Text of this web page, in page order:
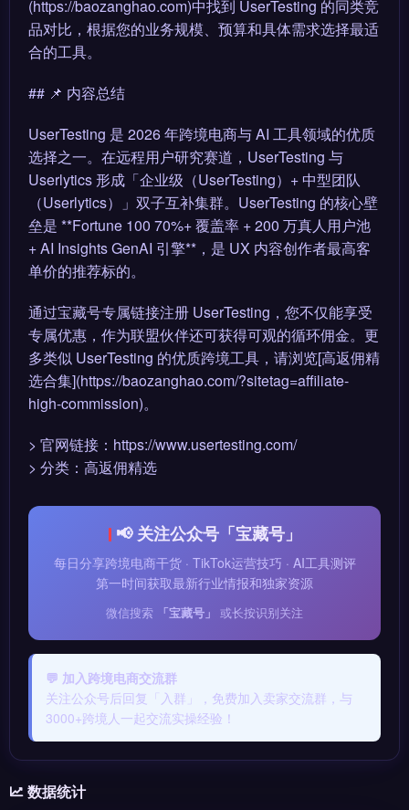
(https://baozanghao.com)中找到 UserTesting 的同类竞
品对比，根据您的业务规模、预算和具体需求选择最适
合的工具。
## 📌 内容总结
UserTesting 是 2026 年跨境电商与 AI 工具领域的优质
选择之一。在远程用户研究赛道，UserTesting 与
Userlytics 形成「企业级（UserTesting）+ 中型团队
（Userlytics）」双子互补集群。UserTesting 的核心壁
垒是 **Fortune 100 70%+ 覆盖率 + 200 万真人用户池
+ AI Insights GenAI 引擎**，是 UX 内容创作者最高客
单价的推荐标的。
通过宝藏号专属链接注册 UserTesting，您不仅能享受
专属优惠，作为联盟伙伴还可获得可观的循环佣金。更
多类似 UserTesting 的优质跨境工具，请浏览[高返佣精
选合集](https://baozanghao.com/?sitetag=affiliate-
high-commission)。
> 官网链接：https://www.usertesting.com/
> 分类：高返佣精选
📢 关注公众号「宝藏号」
每日分享跨境电商干货 · TikTok运营技巧 · AI工具测评
第一时间获取最新行业情报和独家资源
微信搜索 「宝藏号」 或长按识别关注
💬 加入跨境电商交流群
关注公众号后回复「入群」，免费加入卖家交流群，与
3000+跨境人一起交流实操经验！
数据统计